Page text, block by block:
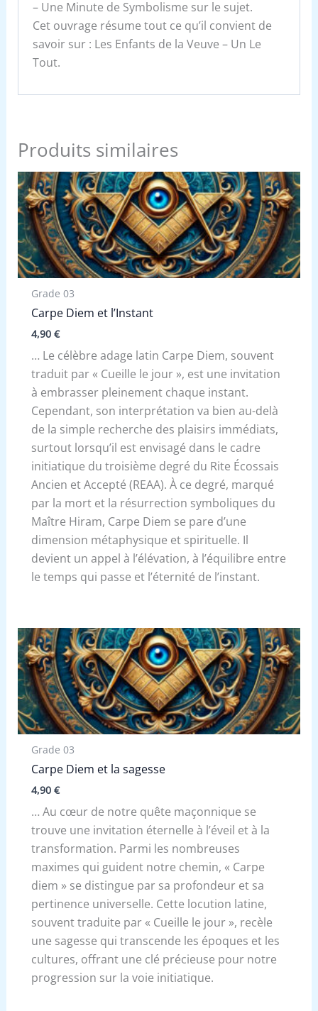
– Une Minute de Symbolisme sur le sujet.
Cet ouvrage résume tout ce qu’il convient de
savoir sur : Les Enfants de la Veuve – Un Le
Tout.
Produits similaires
Grade 03
Carpe Diem et l’Instant
4,90 €
… Le célèbre adage latin Carpe Diem, souvent
traduit par « Cueille le jour », est une invitation
à embrasser pleinement chaque instant.
Cependant, son interprétation va bien au-delà
de la simple recherche des plaisirs immédiats,
surtout lorsqu’il est envisagé dans le cadre
initiatique du troisième degré du Rite Écossais
Ancien et Accepté (REAA). À ce degré, marqué
par la mort et la résurrection symboliques du
Maître Hiram, Carpe Diem se pare d’une
dimension métaphysique et spirituelle. Il
devient un appel à l’élévation, à l’équilibre entre
le temps qui passe et l’éternité de l’instant.
Grade 03
Carpe Diem et la sagesse
4,90 €
… Au cœur de notre quête maçonnique se
trouve une invitation éternelle à l’éveil et à la
transformation. Parmi les nombreuses
maximes qui guident notre chemin, « Carpe
diem » se distingue par sa profondeur et sa
pertinence universelle. Cette locution latine,
souvent traduite par « Cueille le jour », recèle
une sagesse qui transcende les époques et les
cultures, offrant une clé précieuse pour notre
progression sur la voie initiatique.